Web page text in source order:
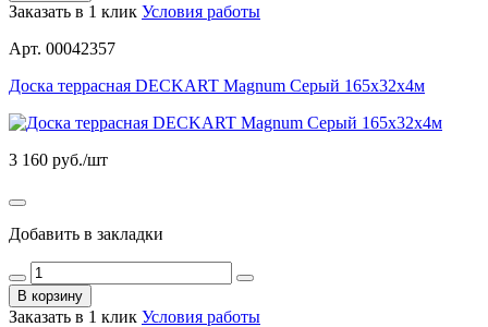
Заказать в 1 клик Условия работы
Арт. 00042357
Доска террасная DECKART Magnum Серый 165х32х4м
3 160 руб./шт
Добавить в закладки
В корзину
Заказать в 1 клик Условия работы